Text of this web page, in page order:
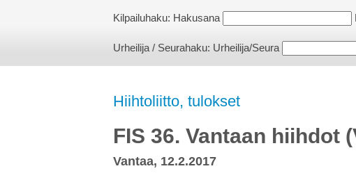
Kilpailuhaku: Hakusana
Urheilija / Seurahaku: Urheilija/Seura
Hiihtoliitto, tulokset
FIS 36. Vantaan hiihdot
Vantaa, 12.2.2017